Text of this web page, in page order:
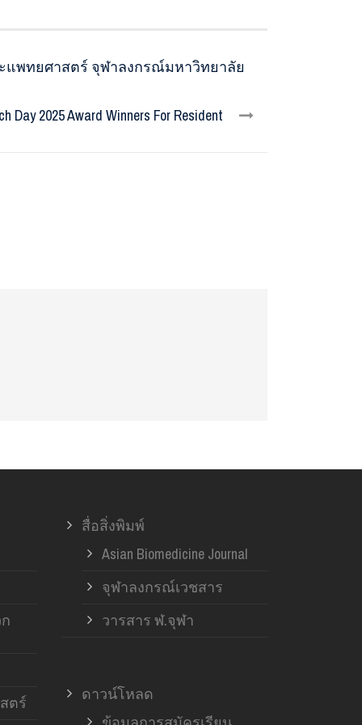
แพทยศาสตร์ จุฬาลงกรณ์มหาวิทยาลัย
Day 2025 Award Winners For Resident
ตร์
สื่อสิ่งพิมพ์
Asian Biomedicine Journal
จุฬาลงกรณ์เวชสาร
วารสาร ฬ.จุฬา
ดาวน์โหลด